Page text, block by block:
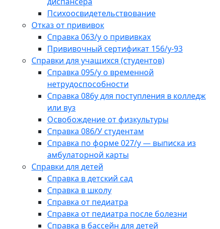
Психоосвидетельствование
Отказ от прививок
Справка 063/у о прививках
Прививочный сертификат 156/у-93
Справки для учащихся (студентов)
Справка 095/у о временной
нетрудоспособности
Справка 086у для поступления в колледж
или вуз
Освобождение от физкультуры
Справка 086/У студентам
Справка по форме 027/у — выписка из
амбулаторной карты
Справки для детей
Справка в детский сад
Справка в школу
Справка от педиатра
Справка от педиатра после болезни
Справка в бассейн для детей